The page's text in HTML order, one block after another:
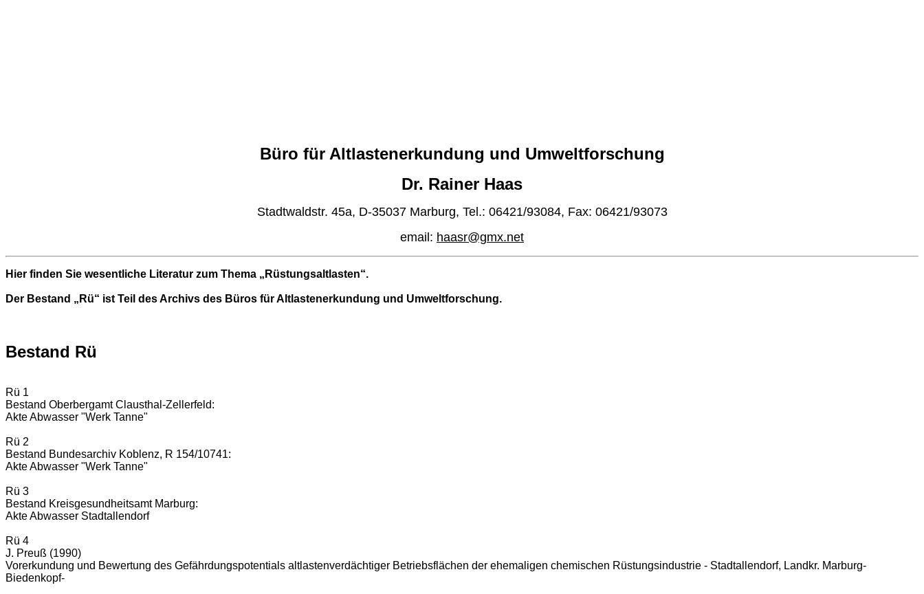
Büro für Altlastenerkundung und Umweltforschung
Dr. Rainer Haas
Stadtwaldstr. 45a, D-35037 Marburg, Tel.: 06421/93084, Fax: 06421/93073
email: haasr@gmx.net
Hier finden Sie wesentliche Literatur zum Thema „Rüstungsaltlasten“.
Der Bestand „Rü“ ist Teil des Archivs des Büros für Altlastenerkundung und Umweltforschung.
Bestand Rü
Rü 1
Bestand Oberbergamt Clausthal-Zellerfeld:
Akte Abwasser "Werk Tanne"
Rü 2
Bestand Bundesarchiv Koblenz, R 154/10741:
Akte Abwasser "Werk Tanne"
Rü 3
Bestand Kreisgesundheitsamt Marburg:
Akte Abwasser Stadtallendorf
Rü 4
J. Preuß (1990)
Vorerkundung und Bewertung des Gefährdungspotentials altlastenverdächtiger Betriebsflächen der ehemaligen chemischen Rüstungsindustrie - Stadtallendorf, Landkr. Marburg-
Biedenkopf-